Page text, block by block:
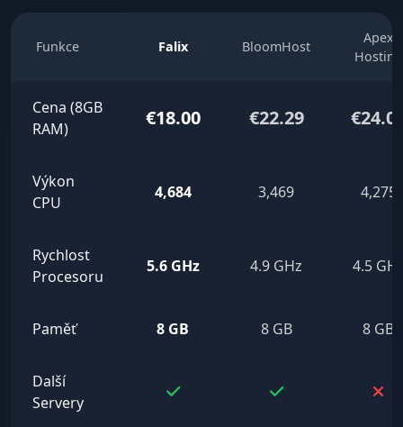
Funkce Falix BloomHost
Apex
Hosting
Cena (8GB
RAM)
€18.00 €22.29
Výkon
CPU
4,684 3,469 4,275
Rychlost
Procesoru
5.6 GHz 4.9 GHz 4.5
Paměť 8 GB 8 GB 8 GB
Další
Servery